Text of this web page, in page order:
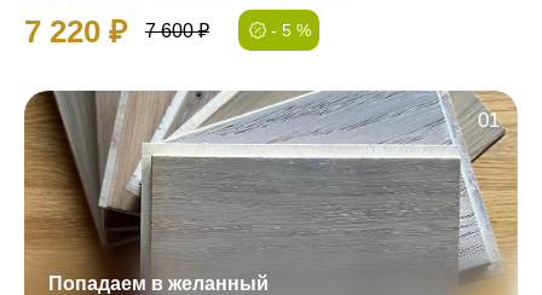
7 220 ₽ 7 600 ₽ - 5 %
01
Попадаем в желанный